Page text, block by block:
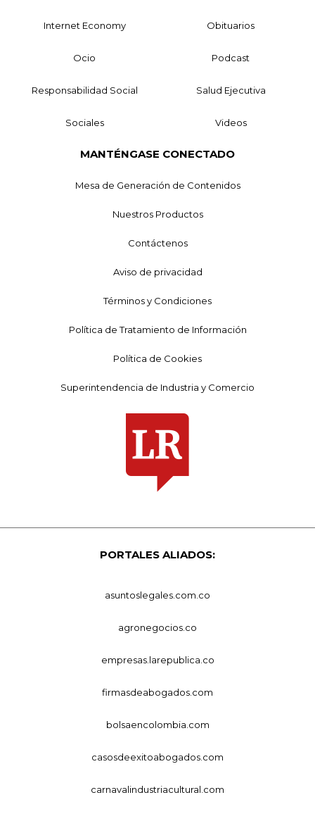
Internet Economy Obituarios
Ocio Podcast
Responsabilidad Social Salud Ejecutiva
Sociales Videos
MANTÉNGASE CONECTADO
Mesa de Generación de Contenidos
Nuestros Productos
Contáctenos
Aviso de privacidad
Términos y Condiciones
Política de Tratamiento de Información
Política de Cookies
Superintendencia de Industria y Comercio
PORTALES ALIADOS:
asuntoslegales.com.co
agronegocios.co
empresas.larepublica.co
firmasdeabogados.com
bolsaencolombia.com
casosdeexitoabogados.com
carnavalindustriacultural.com